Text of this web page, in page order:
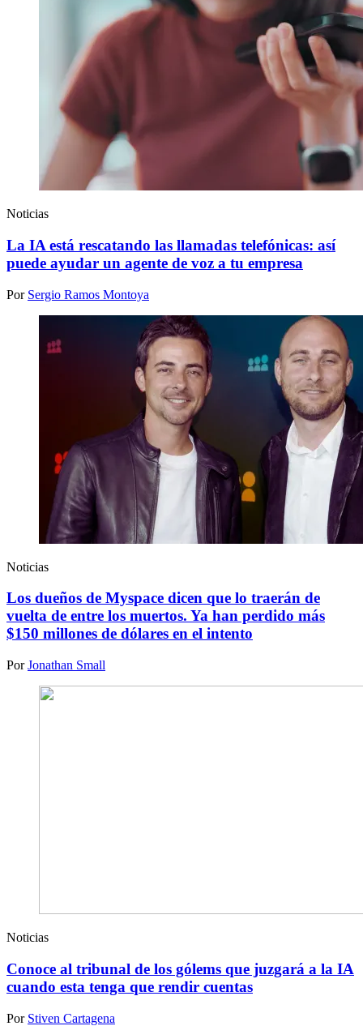
Noticias
La IA está rescatando las llamadas telefónicas: así
puede ayudar un agente de voz a tu empresa
Por Sergio Ramos Montoya
Noticias
Los dueños de Myspace dicen que lo traerán de
vuelta de entre los muertos. Ya han perdido más
$150 millones de dólares en el intento
PorJonathan Small
Noticias
Conoce al tribunal de los gólems que juzgará a la IA
cuando esta tenga que rendir cuentas
Por Stiven Cartagena